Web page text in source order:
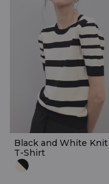
Black and White Knit
T-Shirt